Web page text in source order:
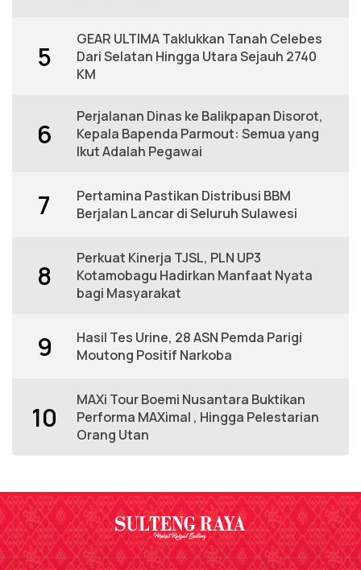
5
GEAR ULTIMA Taklukkan Tanah Celebes
Dari Selatan Hingga Utara Sejauh 2740
KM
6
Perjalanan Dinas ke Balikpapan Disorot,
Kepala Bapenda Parmout: Semua yang
Ikut Adalah Pegawai
7
Pertamina Pastikan Distribusi BBM
Berjalan Lancar di Seluruh Sulawesi
8
Perkuat Kinerja TJSL, PLN UP3
Kotamobagu Hadirkan Manfaat Nyata
bagi Masyarakat
9
Hasil Tes Urine, 28 ASN Pemda Parigi
Moutong Positif Narkoba
10
MAXi Tour Boemi Nusantara Buktikan
Performa MAXimal , Hingga Pelestarian
Orang Utan